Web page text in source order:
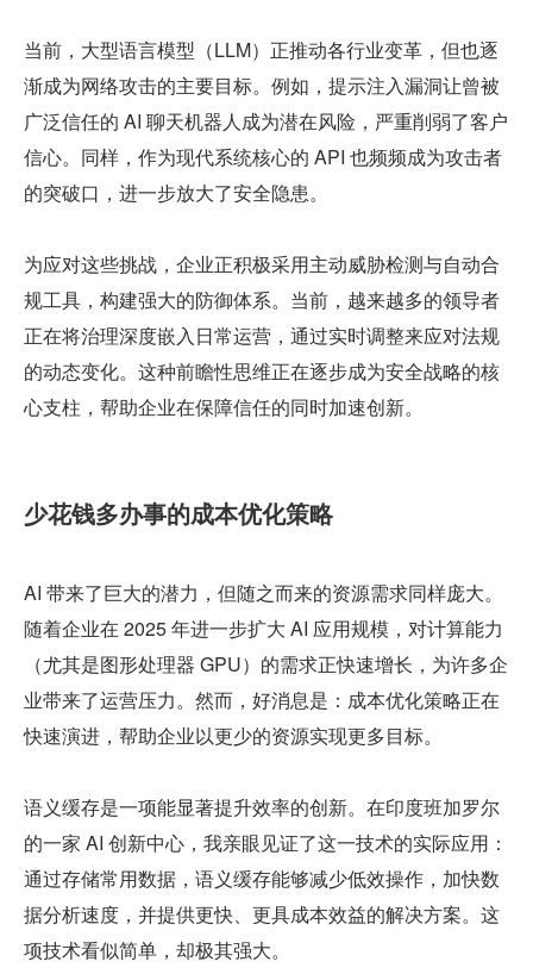
当前，大型语言模型（LLM）正推动各行业变革，但也逐
渐成为网络攻击的主要目标。例如，提示注入漏洞让曾被
广泛信任的 AI 聊天机器人成为潜在风险，严重削弱了客户
信心。同样，作为现代系统核心的 API 也频频成为攻击者
的突破口，进一步放大了安全隐患。
为应对这些挑战，企业正积极采用主动威胁检测与自动合
规工具，构建强大的防御体系。当前，越来越多的领导者
正在将治理深度嵌入日常运营，通过实时调整来应对法规
的动态变化。这种前瞻性思维正在逐步成为安全战略的核
心支柱，帮助企业在保障信任的同时加速创新。
少花钱多办事的成本优化策略
AI 带来了巨大的潜力，但随之而来的资源需求同样庞大。
随着企业在 2025 年进一步扩大 AI 应用规模，对计算能力
（尤其是图形处理器 GPU）的需求正快速增长，为许多企
业带来了运营压力。然而，好消息是：成本优化策略正在
快速演进，帮助企业以更少的资源实现更多目标。
语义缓存是一项能显著提升效率的创新。在印度班加罗尔
的一家 AI 创新中心，我亲眼见证了这一技术的实际应用：
通过存储常用数据，语义缓存能够减少低效操作，加快数
据分析速度，并提供更快、更具成本效益的解决方案。这
项技术看似简单，却极其强大。